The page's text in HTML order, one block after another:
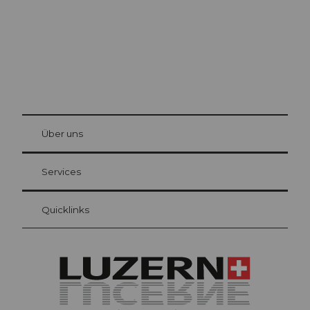
Gästekarte Luzern
Ihre Vorteile als Übernachtungsgast
at Bre
Über uns
Services
Quicklinks